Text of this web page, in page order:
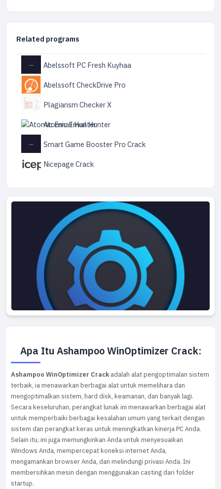
Apa Itu Ashampoo WinOptimizer Crack:
Ashampoo WinOptimizer Crack adalah alat pengoptimalan sistem
terbaik, ia menawarkan berbagai alat untuk memelihara dan
mengoptimalkan sistem, hard disk, keamanan, dan banyak lagi.
Secara keseluruhan, perangkat lunak ini menawarkan berbagai alat
untuk memperbaiki berbagai kesalahan umum yang terkait dengan
sistem dan perangkat keras untuk meningkatkan kinerja PC Anda.
Selain itu, ini juga memungkinkan Anda untuk menyesuaikan
Windows Anda, mempercepat koneksi internet Anda,
mengamankan browser Anda, dan melindungi privasi Anda. Ini
membersihkan mesin dengan menggunakan casting dari folder
startup.
Related programs
Abelssoft PC Fresh Kuyhaa
Abelssoft CheckDrive Pro
Plagiarism Checker X
Atomic Email Hunter
Smart Game Booster Pro Crack
Nicepage Crack